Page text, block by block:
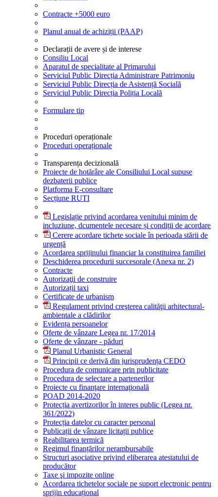
Contracte +5000 euro
Planul anual de achiziții (PAAP)
Declarații de avere și de interese
Consiliu Local
Aparatul de specialitate al Primarului
Serviciul Public Direcția Administrare Patrimoniu
Serviciul Public Direcția de Asistență Socială
Serviciul Public Direcția Poliția Locală
Formulare tip
Proceduri operaționale
Proceduri operaționale
Transparența decizională
Proiecte de hotărâre ale Consiliului Local supuse
dezbaterii publice
Platforma E-consultare
Secțiune RUTI
Legislație privind acordarea venitului minim de
incluziune, dcumentele necesare și condiții de acordare
Cerere acordare tichete sociale în perioada stării de
urgență
Acordarea sprijinului financiar la constituirea familiei
Deschiderea procedurii succesorale (Anexa nr. 2)
Contracte
Autorizaţii de construire
Autorizații taxi
Certificate de urbanism
Regulament privind creşterea calităţii arhitectural-
ambientale a clădirilor
Evidența persoanelor
Oferte de vânzare Legea nr. 17/2014
Oferte de vânzare - păduri
Planul Urbanistic General
Principii ce derivă din jurisprudența CEDO
Procedura de comunicare prin publicitate
Procedura de selectare a partenerilor
Proiecte cu finanţare internaţională
POAD 2014-2020
Protecția avertizorilor în interes public (Legea nr.
361/2022)
Protecția datelor cu caracter personal
Publicații de vânzare licitații publice
Reabilitarea termică
Regimul finanțărilor nerambursabile
Structuri asociative privind eliberarea atestatului de
producător
Taxe şi impozite online
Acordarea tichetelor sociale pe suport electronic pentru
sprijin educațional